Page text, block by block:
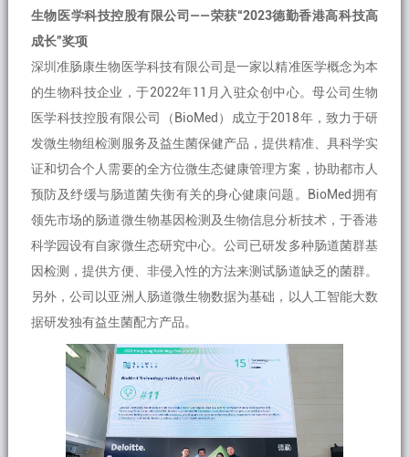
生物医学科技控股有限公司——荣获“2023德勤香港高科技高
成长”奖项
深圳准肠康生物医学科技有限公司是一家以精准医学概念为本
的生物科技企业，于2022年11月入驻众创中心。母公司生物
医学科技控股有限公司（BioMed）成立于2018年，致力于研
发微生物组检测服务及益生菌保健产品，提供精准、具科学实
证和切合个人需要的全方位微生态健康管理方案，协助都市人
预防及纾缓与肠道菌失衡有关的身心健康问题。BioMed拥有
领先市场的肠道微生物基因检测及生物信息分析技术，于香港
科学园设有自家微生态研究中心。公司已研发多种肠道菌群基
因检测，提供方便、非侵入性的方法来测试肠道缺乏的菌群。
另外，公司以亚洲人肠道微生物数据为基础，以人工智能大数
据研发独有益生菌配方产品。